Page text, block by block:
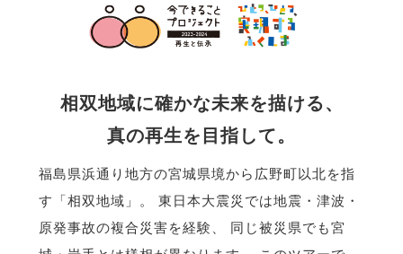
相双地域に確かな未来を描ける、
真の再生を目指して。
福島県浜通り地方の宮城県境から広野町以北を指
す「相双地域」。
東日本大震災では地震・津波・
原発事故の複合災害を経験、
同じ被災県でも宮